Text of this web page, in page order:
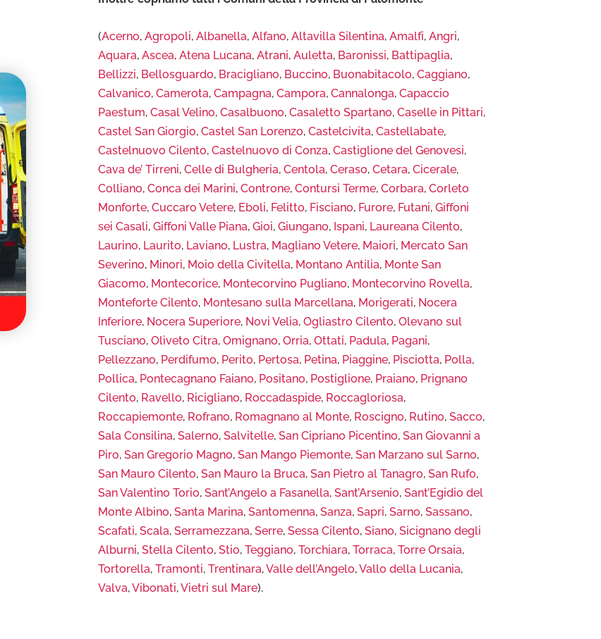
(Acerno,Agropoli,Albanella,Alfano,Altavilla Silentina,Amalfi,Angri,
Aquara,Ascea,Atena Lucana,Atrani,Auletta, Baronissi, Battipaglia,
Bellizzi, Bellosguardo, Bracigliano, Buccino, Buonabitacolo,Caggiano,
Calvanico,Camerota,Campagna,Campora,Cannalonga,Capaccio
Paestum,Casal Velino,Casalbuono,Casaletto Spartano,Caselle in Pittari,
Castel San Giorgio,Castel San Lorenzo,Castelcivita,Castellabate,
Castelnuovo Cilento,Castelnuovo di Conza,Castiglione del Genovesi,
Cava de’ Tirreni,Celle di Bulgheria,Centola,Ceraso,Cetara,Cicerale,
Colliano,Conca dei Marini,Controne,Contursi Terme,Corbara,Corleto
Monforte,Cuccaro Vetere, Eboli, Felitto, Fisciano, Furore, Futani,Giffoni
sei Casali,Giffoni Valle Piana,Gioi,Giungano, Ispani, Laureana Cilento,
Laurino, Laurito, Laviano, Lustra, Magliano Vetere, Maiori, Mercato San
Severino, Minori, Moio della Civitella, Montano Antilia, Monte San
Giacomo, Montecorice, Montecorvino Pugliano, Montecorvino Rovella,
Monteforte Cilento, Montesano sulla Marcellana, Morigerati, Nocera
Inferiore, Nocera Superiore, Novi Velia,Ogliastro Cilento,Olevano sul
Tusciano,Oliveto Citra,Omignano,Orria,Ottati, Padula, Pagani,
Pellezzano, Perdifumo, Perito, Pertosa, Petina, Piaggine, Pisciotta, Polla,
Pollica, Pontecagnano Faiano, Positano, Postiglione, Praiano, Prignano
Cilento, Ravello, Ricigliano, Roccadaspide, Roccagloriosa,
Roccapiemonte, Rofrano, Romagnano al Monte, Roscigno, Rutino,Sacco,
Sala Consilina,Salerno,Salvitelle,San Cipriano Picentino,San Giovanni a
Piro,San Gregorio Magno,San Mango Piemonte,San Marzano sul Sarno,
San Mauro Cilento,San Mauro la Bruca,San Pietro al Tanagro,San Rufo,
San Valentino Torio,Sant’Angelo a Fasanella,Sant’Arsenio,Sant’Egidio del
Monte Albino,Santa Marina,Santomenna,Sanza,Sapri,Sarno,Sassano,
Scafati,Scala,Serramezzana,Serre,Sessa Cilento,Siano,Sicignano degli
Alburni,Stella Cilento,Stio,Teggiano,Torchiara,Torraca,Torre Orsaia,
Tortorella,Tramonti,Trentinara,Valle dell’Angelo,Vallo della Lucania,
Valva,Vibonati,Vietri sul Mare).